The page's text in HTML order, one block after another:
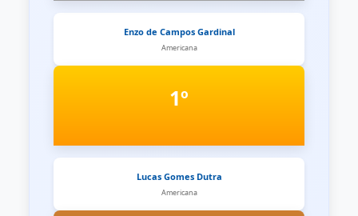
Enzo de Campos Gardinal
Americana
1º
Lucas Gomes Dutra
Americana